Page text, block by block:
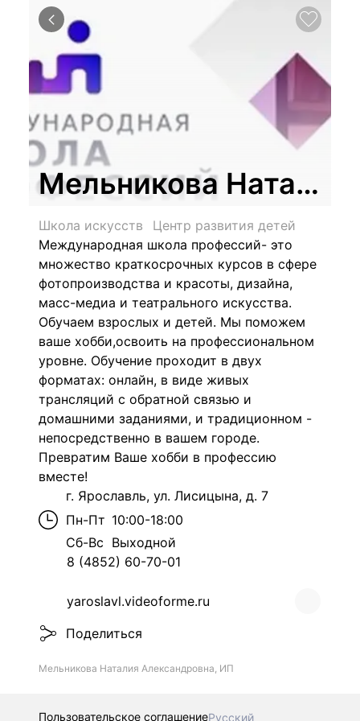
Мельникова
Школа искусств
Центр развития детей
Международная школа профессий- это
множество краткосрочных курсов в сфере
фотопроизводства и красоты, дизайна,
масс-медиа и театрального искусства.
Обучаем взрослых и детей. Мы поможем
ваше хобби,освоить на профессиональном
уровне. Обучение проходит в двух
форматах: онлайн, в виде живых
трансляций с обратной связью и
домашними заданиями, и традиционном -
непосредственно в вашем городе.
Превратим Ваше хобби в профессию
вместе!
г. Ярославль, ул. Лисицына, д. 7
Пн-Пт 10:00-18:00
Сб-Вс Выходной
8 (4852) 60-70-01
yaroslavl.videoforme.ru
Поделиться
Мельникова Наталия Александровна, ИП
Пользовательское соглашениеРусский